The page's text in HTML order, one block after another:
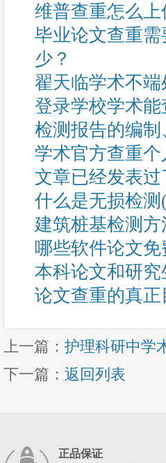
维普查重怎么
毕业论文查重
少？
翟天临学术不
登录学校学术
检测报告的编
学术官方查重
文章已经发表过
什么是无损检测
建筑桩基检测方
哪些软件论文
本科论文和研
论文查重的真
上一篇： 护理科研中学
下一篇： 返回列表
正品保证